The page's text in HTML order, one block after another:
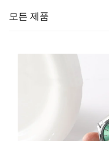
모든 제품